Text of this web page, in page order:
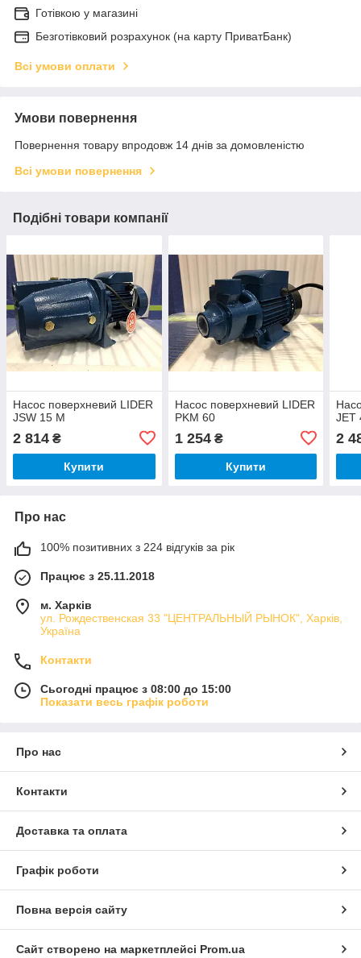
Готівкою у магазині
Безготівковий розрахунок (на карту ПриватБанк)
Всі умови оплати
Умови повернення
Повернення товару впродовж 14 днів за домовленістю
Всі умови повернення
Подібні товари компанії
Насос поверхневий LIDER
JSW 15 M
2 814 ₴
Купити
Насос поверхневий LIDER
PKM 60
1 254₴
Купити
JET
2
Про нас
100% позитивних з 224 відгуків за рік
Працює з 25.11.2018
м. Харків
ул. Рождественская 33 "ЦЕНТРАЛЬНЫЙ РЫНОК", Харків,
Україна
Контакти
Сьогодні працює з 08:00 до 15:00
Показати весь графік роботи
Про нас
Контакти
Доставка та оплата
Графік роботи
Повна версія сайту
Сайт створено на маркетплейсі Prom.ua